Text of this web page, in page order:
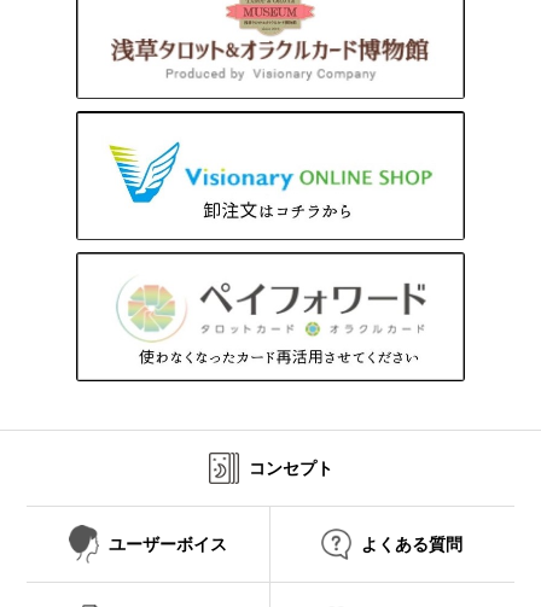
コンセプト
ユーザーボイス よくある質問